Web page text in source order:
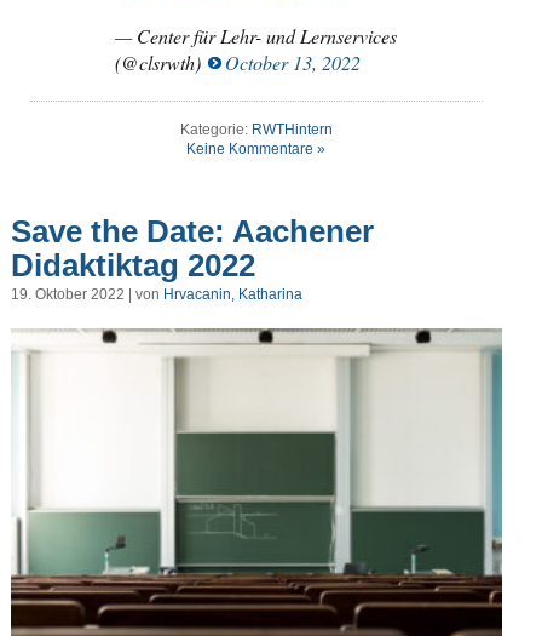
— Center für Lehr- und Lernservices
(@clsrwth)
October 13, 2022
Kategorie: RWTHintern
Keine Kommentare »
Save the Date: Aachener
Didaktiktag 2022
19. Oktober 2022 | von Hrvacanin, Katharina